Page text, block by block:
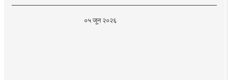
०५ जून २०२६